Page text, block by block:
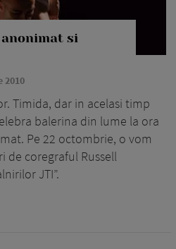
si
2010
Timida, dar in acelasi timp
balerina din lume la ora
Pe 22 octombrie, o vom
de coregraful Russell
JTI”.